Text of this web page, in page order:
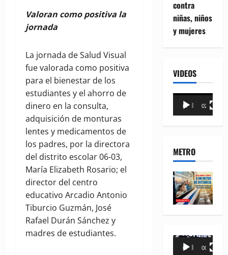
Valoran como positiva la
jornada
La jornada de Salud Visual
fue valorada como positiva
para el bienestar de los
estudiantes y el ahorro de
dinero en la consulta,
adquisición de monturas
lentes y medicamentos de
los padres, por la directora
del distrito escolar 06-03,
María Elizabeth Rosario; el
director del centro
educativo Arcadio Antonio
Tiburcio Guzmán, José
Rafael Durán Sánchez y
madres de estudiantes.
contra
niñas, niños
y mujeres
VIDEOS
Reproductor
00:00 02:18
METRO
Reproductor
00:00 00:35